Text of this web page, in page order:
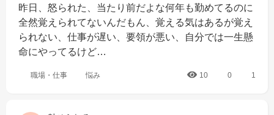
昨日、怒られた、当たり前だよな何年も勤めてるのに
全然覚えられてないんだもん、覚える気はあるが覚え
られない、仕事が遅い、要領が悪い、自分では一生懸
命にやってるけど…
職場・仕事 悩み 10 0 1